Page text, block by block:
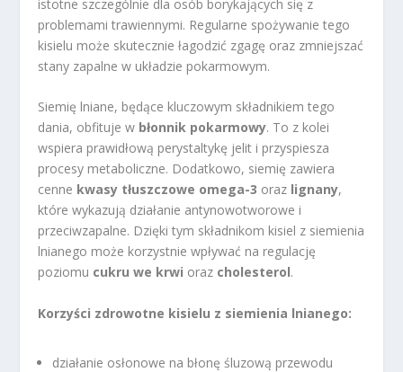
istotne szczególnie dla osób borykających się z
problemami trawiennymi. Regularne spożywanie tego
kisielu może skutecznie łagodzić zgagę oraz zmniejszać
stany zapalne w układzie pokarmowym.
Siemię lniane, będące kluczowym składnikiem tego
dania, obfituje w błonnik pokarmowy. To z kolei
wspiera prawidłową perystaltykę jelit i przyspiesza
procesy metaboliczne. Dodatkowo, siemię zawiera
cenne kwasy tłuszczowe omega-3 oraz lignany,
które wykazują działanie antynowotworowe i
przeciwzapalne. Dzięki tym składnikom kisiel z siemienia
lnianego może korzystnie wpływać na regulację
poziomu cukru we krwi oraz cholesterol.
Korzyści zdrowotne kisielu z siemienia lnianego:
działanie osłonowe na błonę śluzową przewodu